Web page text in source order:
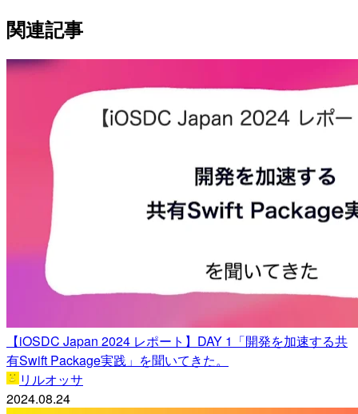
関連記事
【iOSDC Japan 2024 レポート】DAY 1「開発を加速する共
有Swift Package実践」を聞いてきた。
リルオッサ
2024.08.24